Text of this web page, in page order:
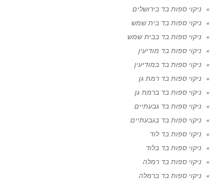
ניקוי ספות בד בירושלים
ניקוי ספות בד בית שמש
ניקוי ספות בד בבית שמש
ניקוי ספות בד מודיעין
ניקוי ספות בד במודיעין
ניקוי ספות בד רמת גן
ניקוי ספות בד ברמת גן
ניקוי ספות בד גבעתיים
ניקוי ספות בד בגבעתיים
ניקוי ספות בד לוד
ניקוי ספות בד בלוד
ניקוי ספות בד רמלה
ניקוי ספות בד ברמלה